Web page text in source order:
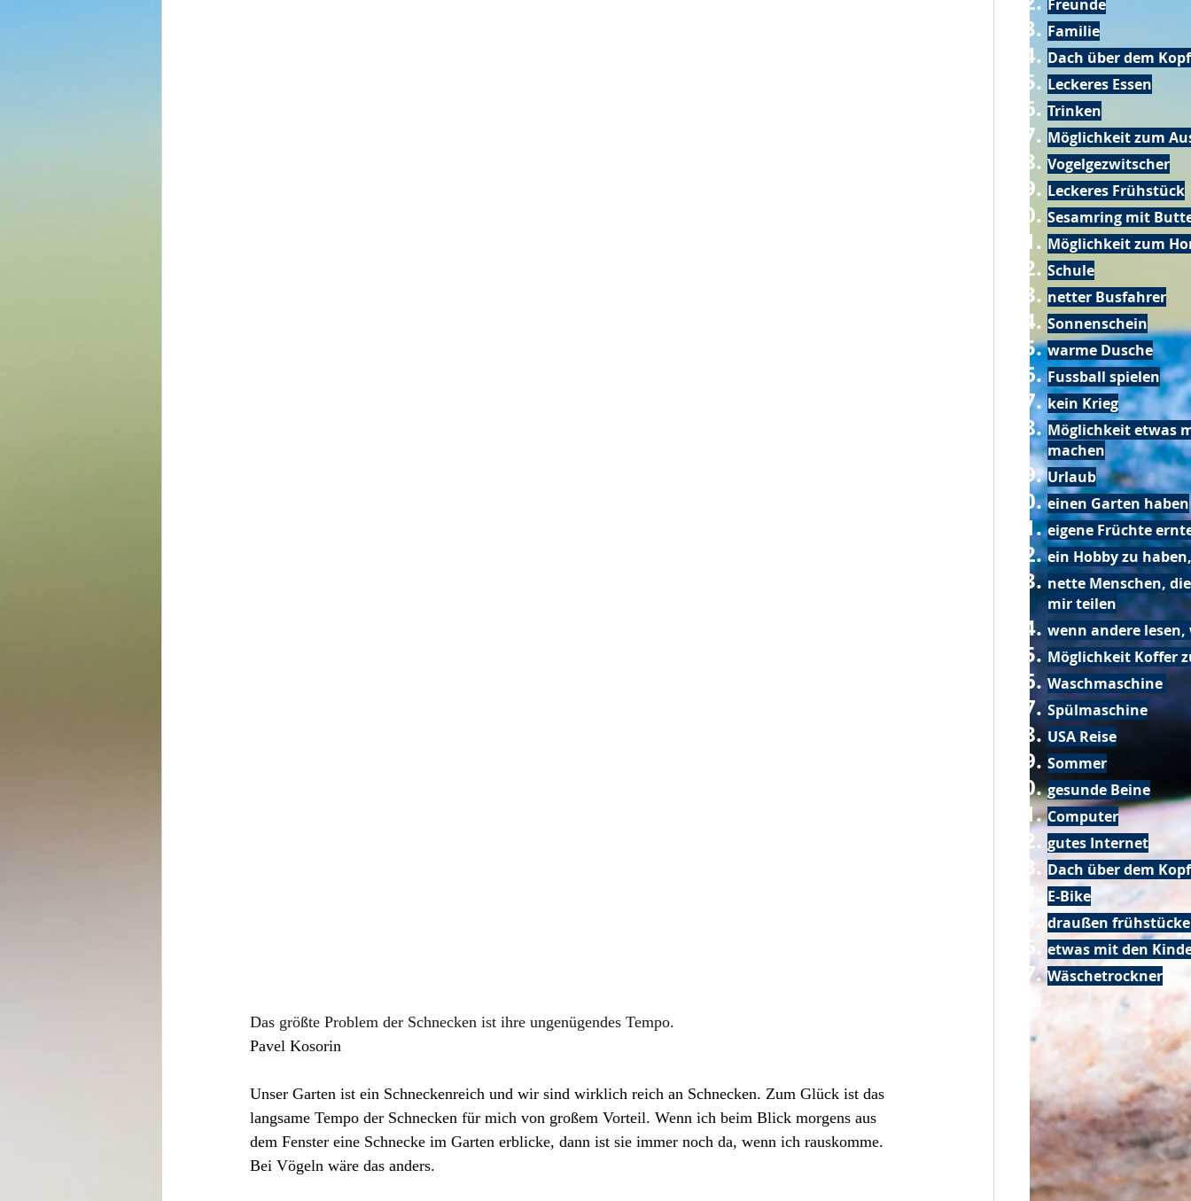
Das größte Problem der Schnecken ist ihre ungenügendes Tempo.
Pavel Kosorin
Unser Garten ist ein Schneckenreich und wir sind wirklich reich an Schnecken. Zum Glück ist das
langsame Tempo der Schnecken für mich von großem Vorteil. Wenn ich beim Blick morgens aus
dem Fenster eine Schnecke im Garten erblicke, dann ist sie immer noch da, wenn ich rauskomme.
Bei Vögeln wäre das anders.
Freunde
Familie
Dach über dem Kopf
Leckeres Essen
Trinken
Möglichkeit zum
Vogelgezwitscher
Leckeres Frühstück
Sesamring mit
Möglichkeit zum
Schule
netter Busfahrer
Sonnenschein
warme Dusche
Fussball spielen
kein Krieg
Möglichkeit etwas
machen
Urlaub
einen Garten haben
eigene Früchte
ein Hobby zu
nette Menschen,
mir teilen
wenn andere lesen,
Möglichkeit Koffer
Waschmaschine
Spülmaschine
USA Reise
Sommer
gesunde Beine
Computer
gutes Internet
Dach über dem Kopf
E-Bike
draußen
etwas mit den
Wäschetrockner